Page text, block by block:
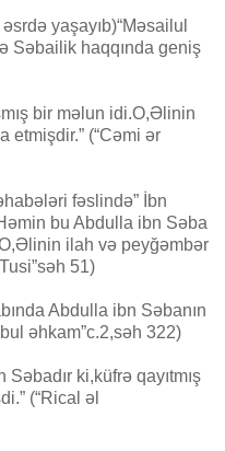
yaşayıb)“Məsailul
Səbailik haqqında geniş
bir məlun idi.O,Əlinin
etmişdir.” (“Cəmi ər
fəslində” İbn
bu Abdulla ibn Səba
ilah və peyğəmbər
51)
Abdulla ibn Səbanın
əhkam”c.2,səh 322)
ki,küfrə qayıtmış
(“Rical əl